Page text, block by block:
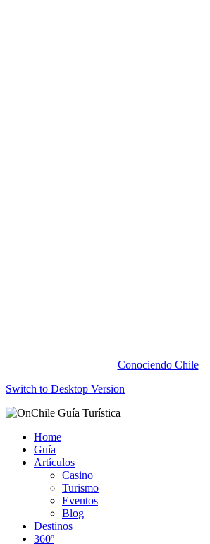
Conociendo Chile
Switch to Desktop Version
Home
Guía
Artículos
Casino
Turismo
Eventos
Blog
Destinos
360º